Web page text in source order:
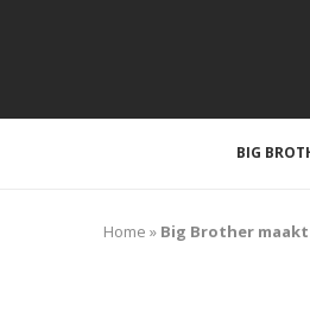
BIG
Home » Big Brother